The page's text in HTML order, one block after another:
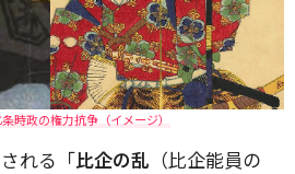
時政の権力抗争（イメージ）
れる「比企の乱 （比企能員の